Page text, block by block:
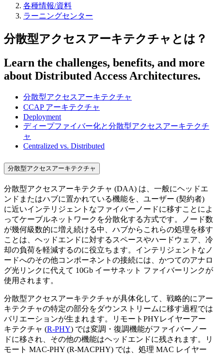
各種情報/資料
ラーニングセンター
分散型アクセスアーキテクチャとは？
Learn the challenges, benefits, and more
about Distributed Access Architectures.
分散型アクセスアーキテクチャ
CCAP アーキテクチャ
Deployment
ディープファイバー化と分散型アクセスアーキテクチ
ャ
Centralized vs. Distributed
分散型アクセスアーキテクチャ
分散型アクセスアーキテクチャ (DAA) は、一般にヘッドエ
ンドまたはハブに置かれている機能を、ユーザー (契約者)
に近いインテリジェントなファイバーノードに移すことによ
ってケーブルネットワークを分散化する方式です。ノード数
が幾何級数的に増え続ける中、ハブからこれらの処理を移す
ことは、ヘッドエンドに対するスペースやハードウェア、冷
却の負荷を軽減するのに役立ちます。インテリジェントなノ
ードへのその他コンポーネントの接続には、かつてのアナロ
グ光リンクに代えて 10Gb イーサネット ファイバーリンクが
使用されます。
分散型アクセスアーキテクチャが具体化して、戦略的にアー
キテクチャの特定の部分をダウンストリームに移す過程では
バリエーションが生まれます。リモートPHYレイヤーアー
キテクチャ (R-PHY) では変調・復調機能がファイバーノー
ドに移され、その他の機能はヘッドエンドに残されます。リ
モート MAC-PHY (R-MACPHY) では、処理 MAC レイヤー